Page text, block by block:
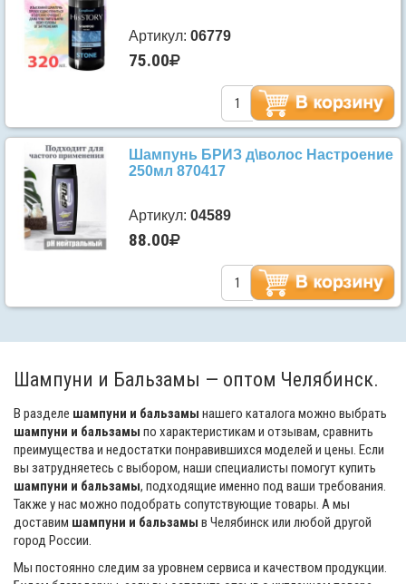
Артикул: 06779
75.00
Шампунь БРИЗ д\волос Настроение
250мл 870417
Артикул: 04589
88.00
Шампуни и Бальзамы — оптом Челябинск.
В разделе шампуни и бальзамы нашего каталога можно выбрать
шампуни и бальзамы по характеристикам и отзывам, сравнить
преимущества и недостатки понравившихся моделей и цены. Если
вы затрудняетесь с выбором, наши специалисты помогут купить
шампуни и бальзамы, подходящие именно под ваши требования.
Также у нас можно подобрать сопутствующие товары. А мы
доставим шампуни и бальзамы в Челябинск или любой другой
город России.
Мы постоянно следим за уровнем сервиса и качеством продукции.